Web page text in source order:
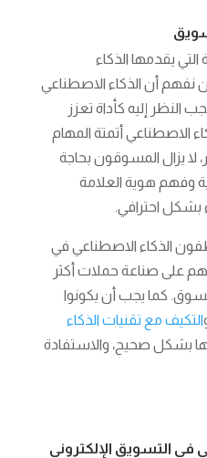
التي يقدمها الذكاء
نفهم أن الذكاء الاصطناعي
النظر إليه كأداة تعزز
الاصطناعي أتمتة المهام
لا يزال المسوقون بحاجة
وفهم هوية العلامة
بشكل احترافي.
الذكاء الاصطناعي في
على صناعة حملات أكثر
كما يجب أن يكونوا
التكيف مع تقنيات الذكاء
بشكل صحيح، والاستفادة
في التسويق الإلكتروني